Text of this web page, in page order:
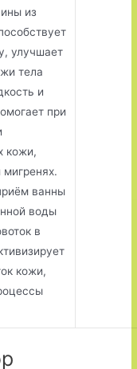
из
улучшает
тела
и
при
кожи,
мигренях.
ванны
воды
в
кожи,